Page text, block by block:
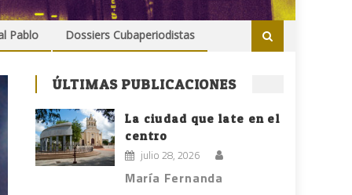
Pablo Dossiers Cubaperiodistas
ÚLTIMAS PUBLICACIONES
La ciudad que late en el
centro
julio 28, 2026
María Fernanda